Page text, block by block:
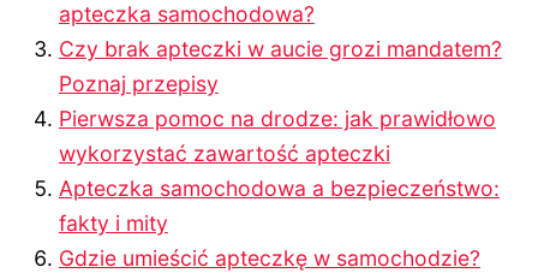
apteczka samochodowa?
Czy brak apteczki w aucie grozi mandatem?
Poznaj przepisy
Pierwsza pomoc na drodze: jak prawidłowo
wykorzystać zawartość apteczki
Apteczka samochodowa a bezpieczeństwo:
fakty i mity
Gdzie umieścić apteczkę w samochodzie?